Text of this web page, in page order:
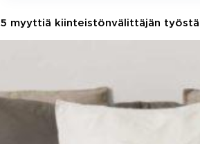
ja
YKV,
LVV
5 myyttiä kiinteistönvälittäjän työstä